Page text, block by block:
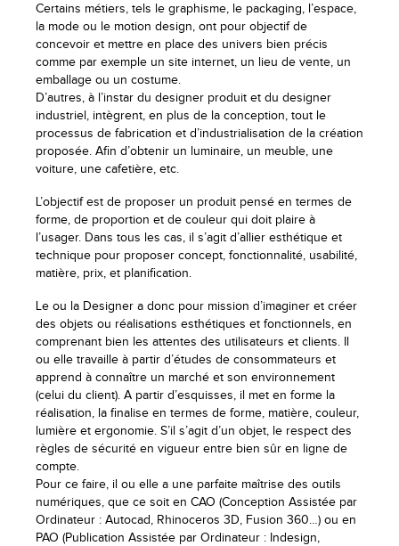
Certains métiers, tels le graphisme, le packaging, l’espace,
la mode ou le motion design, ont pour objectif de
concevoir et mettre en place des univers bien précis
comme par exemple un site internet, un lieu de vente, un
emballage ou un costume.
D’autres, à l’instar du designer produit et du designer
industriel, intègrent, en plus de la conception, tout le
processus de fabrication et d’industrialisation de la création
proposée. Afin d’obtenir un luminaire, un meuble, une
voiture, une cafetière, etc.
L’objectif est de proposer un produit pensé en termes de
forme, de proportion et de couleur qui doit plaire à
l’usager. Dans tous les cas, il s’agit d’allier esthétique et
technique pour proposer concept, fonctionnalité, usabilité,
matière, prix, et planification.
Le ou la Designer a donc pour mission d’imaginer et créer
des objets ou réalisations esthétiques et fonctionnels, en
comprenant bien les attentes des utilisateurs et clients. Il
ou elle travaille à partir d’études de consommateurs et
apprend à connaître un marché et son environnement
(celui du client). A partir d’esquisses, il met en forme la
réalisation, la finalise en termes de forme, matière, couleur,
lumière et ergonomie. S’il s’agit d’un objet, le respect des
règles de sécurité en vigueur entre bien sûr en ligne de
compte.
Pour ce faire, il ou elle a une parfaite maîtrise des outils
numériques, que ce soit en CAO (Conception Assistée par
Ordinateur : Autocad, Rhinoceros 3D, Fusion 360…) ou en
PAO (Publication Assistée par Ordinateur : Indesign,